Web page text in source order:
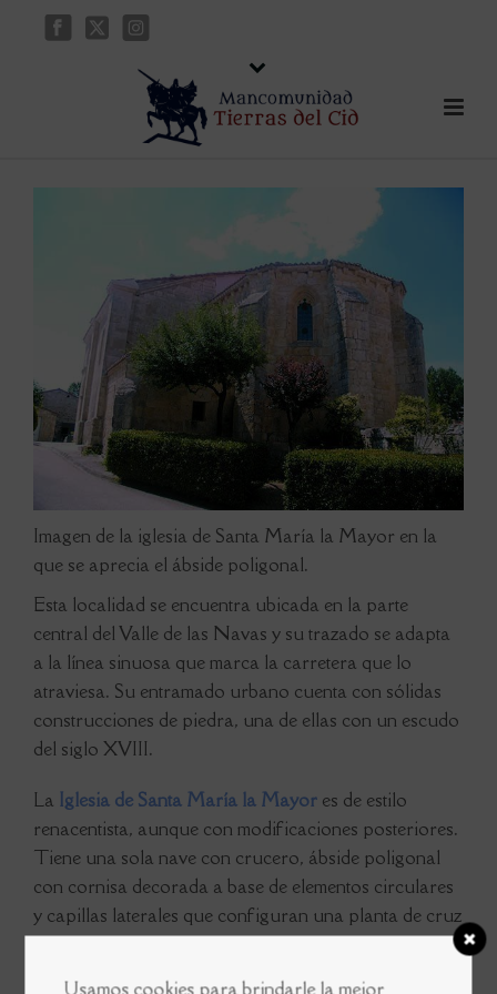
Imagen de la iglesia de Santa María la Mayor en la
que se aprecia el ábside poligonal.
Esta localidad se encuentra ubicada en la parte
central del Valle de las Navas y su trazado se adapta
a la línea sinuosa que marca la carretera que lo
atraviesa. Su entramado urbano cuenta con sólidas
construcciones de piedra, una de ellas con un escudo
del siglo XVIII.
La Iglesia de Santa María la Mayor es de estilo
renacentista, aunque con modificaciones posteriores.
Tiene una sola nave con crucero, ábside poligonal
con cornisa decorada a base de elementos circulares
y capillas laterales que configuran una planta de cruz
latina.
Usamos cookies para brindarle la mejor